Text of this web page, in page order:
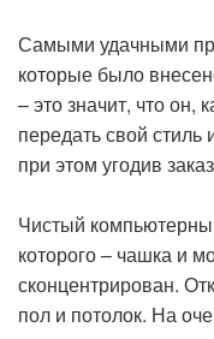
Самыми удачными
которые было
– это значит, что он,
передать свой
при этом угодив
Чистый
которого – чашка и
сконцентрирован.
пол и потолок. На